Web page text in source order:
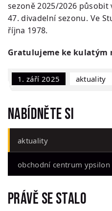
sezoně 2025/2026 působit
47. divadelní sezonu. Ve
října 1978.
Gratulujeme ke kulatým
1. září 2025 Aktuality
Nabídněte si
aktuality
obchodní centrum ypsilon
Právě se stalo